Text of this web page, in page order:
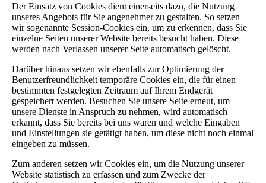
Der Einsatz von Cookies dient einerseits dazu, die Nutzung
unseres Angebots für Sie angenehmer zu gestalten. So setzen
wir sogenannte Session-Cookies ein, um zu erkennen, dass Sie
einzelne Seiten unserer Website bereits besucht haben. Diese
werden nach Verlassen unserer Seite automatisch gelöscht.
Darüber hinaus setzen wir ebenfalls zur Optimierung der
Benutzerfreundlichkeit temporäre Cookies ein, die für einen
bestimmten festgelegten Zeitraum auf Ihrem Endgerät
gespeichert werden. Besuchen Sie unsere Seite erneut, um
unsere Dienste in Anspruch zu nehmen, wird automatisch
erkannt, dass Sie bereits bei uns waren und welche Eingaben
und Einstellungen sie getätigt haben, um diese nicht noch einmal
eingeben zu müssen.
Zum anderen setzen wir Cookies ein, um die Nutzung unserer
Website statistisch zu erfassen und zum Zwecke der